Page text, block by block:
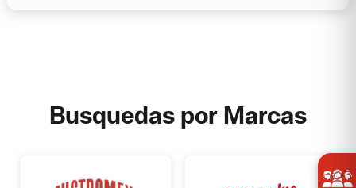
Busquedas por Marcas